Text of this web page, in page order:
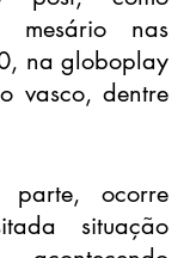
mesário nas
na globoplay
vasco, dentre
parte, ocorre
situação